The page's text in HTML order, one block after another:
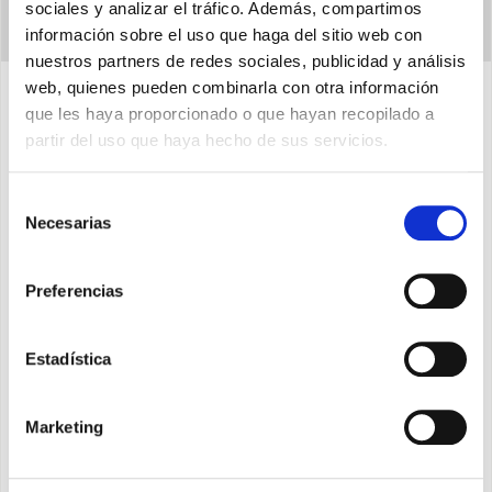
sociales y analizar el tráfico. Además, compartimos
información sobre el uso que haga del sitio web con
nuestros partners de redes sociales, publicidad y análisis
web, quienes pueden combinarla con otra información
que les haya proporcionado o que hayan recopilado a
partir del uso que haya hecho de sus servicios.
Necesarias
Preferencias
Estadística
Marketing
Características
Versión con mando automático CX0A 180
Función Boost.
Programación semanal.
Gestión bypass.
Indicador mantenimiento filtros y eventuales